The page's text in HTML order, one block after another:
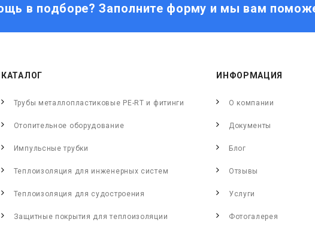
в подборе? Заполните форму и мы вам
КАТАЛОГ
Трубы металлопластиковые PE-RT и фитинги
Отопительное оборудование
Импульсные трубки
Теплоизоляция для инженерных систем
Теплоизоляция для судостроения
Защитные покрытия для теплоизоляции
ИНФОРМАЦИЯ
О компании
Документы
Блог
Отзывы
Услуги
Фотогалерея